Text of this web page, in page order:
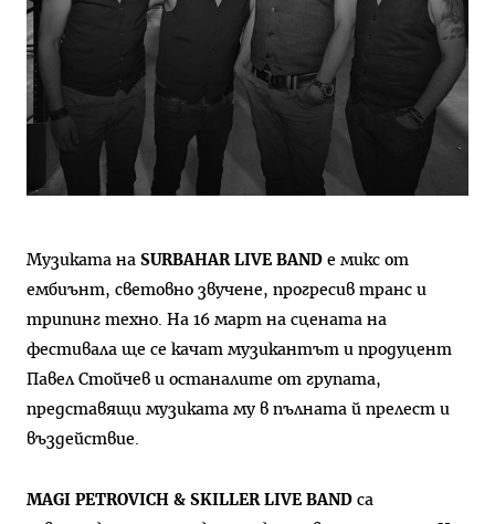
Музиката на SURBAHAR LIVE BAND е микс от
ембиънт, световно звучене, прогресив транс и
трипинг техно. На 16 март на сцената на
фестивала ще се качат музикантът и продуцент
Павел Стойчев и останалите от групата,
представящи музиката му в пълната й прелест и
въздействие.
MAGI PETROVICH & SKILLER LIVE BAND са